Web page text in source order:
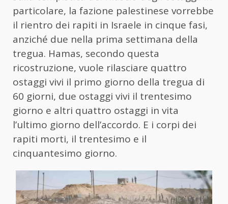
particolare, la fazione palestinese vorrebbe
il rientro dei rapiti in Israele in cinque fasi,
anziché due nella prima settimana della
tregua. Hamas, secondo questa
ricostruzione, vuole rilasciare quattro
ostaggi vivi il primo giorno della tregua di
60 giorni, due ostaggi vivi il trentesimo
giorno e altri quattro ostaggi in vita
l’ultimo giorno dell’accordo. E i corpi dei
rapiti morti, il trentesimo e il
cinquantesimo giorno.